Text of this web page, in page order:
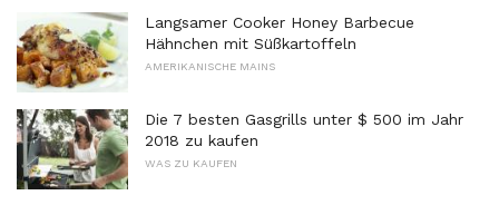
Langsamer Cooker Honey Barbecue
Hähnchen mit Süßkartoffeln
AMERIKANISCHE MAINS
Die 7 besten Gasgrills unter $ 500 im Jahr
2018 zu kaufen
WAS ZU KAUFEN